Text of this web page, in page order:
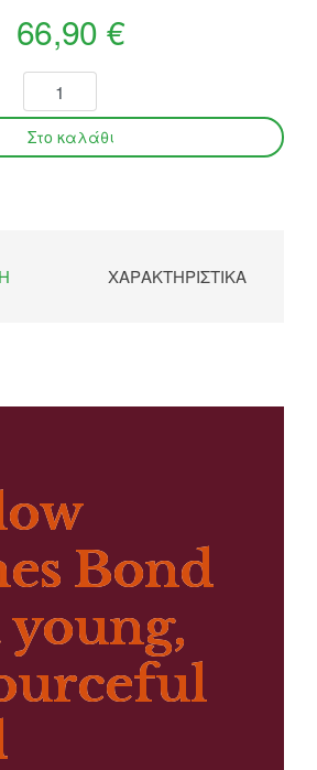
66,90 €
ΧΑΡΑΚΤΗΡΙΣΤΙΚΆ
Bond
young,